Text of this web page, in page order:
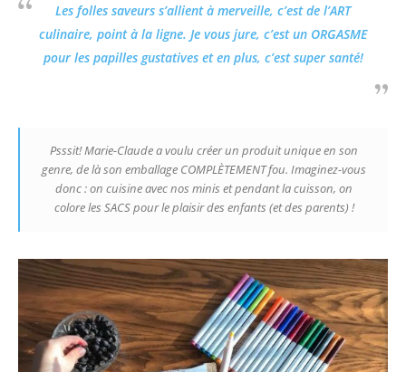
Les folles saveurs s’allient à merveille, c’est de l’ART
culinaire, point à la ligne. Je vous jure, c’est un ORGASME
pour les papilles gustatives et en plus, c’est super santé!
Psssit! Marie-Claude a voulu créer un produit unique en son
genre, de là son emballage COMPLÈTEMENT fou. Imaginez-vous
donc : on cuisine avec nos minis et pendant la cuisson, on
colore les SACS pour le plaisir des enfants (et des parents) !